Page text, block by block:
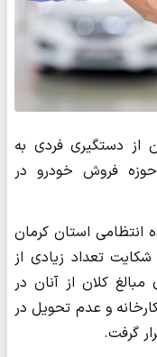
از دستگیری فردی به
در حوزه فروش خودرو در
انتظامی استان کرمان
تعداد زیادی از
کلان از آنان در
و عدم تحویل در
گرفت.